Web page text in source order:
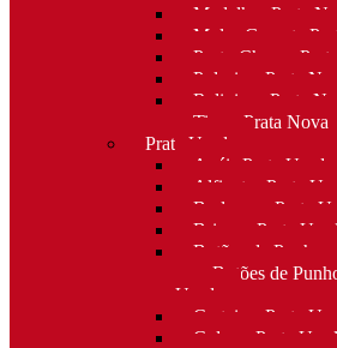
Medalhas Prata
Molas Gravata
Porta-Chaves
Pulseiras Prata
Religioso Prata
Tiaras Prata Nova
Prata Usada
Anéis Prata Usada
Alfinetes Prata
Berloques Prata
Brincos Prata Usada
Botões de Punho e
para Botões de
Usada
Carteiras Prata
Colares Prata Usada